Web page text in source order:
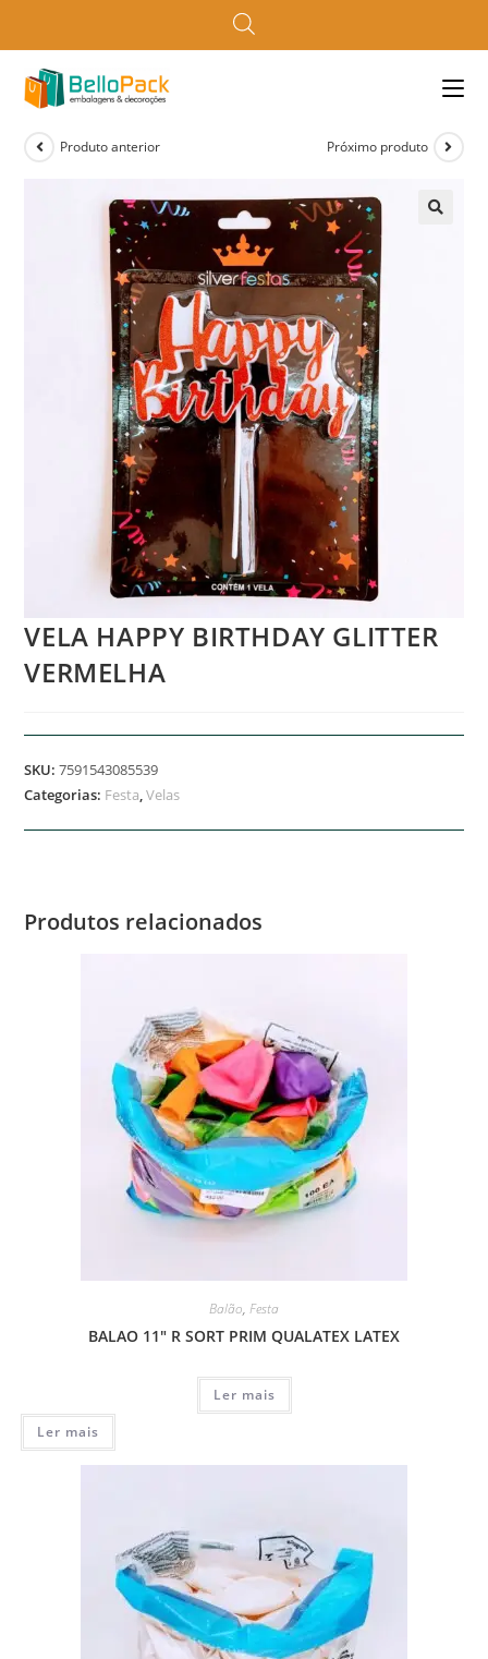
Produto anterior Próximo produto
VELA HAPPY BIRTHDAY GLITTER
VERMELHA
SKU:7591543085539
Categorias: Festa,Velas
Produtos relacionados
Balão, Festa
BALAO 11″ R SORT PRIM QUALATEX LATEX
Ler mais
Ler mais